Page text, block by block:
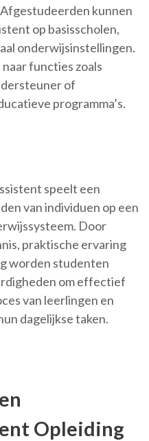
kunnen
op basisscholen,
onderwijsinstellingen.
functies zoals
of
programma’s.
speelt een
van individuen op een
Door
praktische ervaring
worden studenten
om effectief
van leerlingen en
dagelijkse taken.
Opleiding